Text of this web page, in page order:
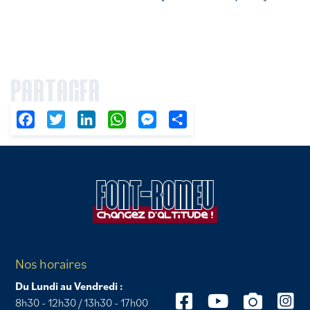
PARTAGER
FacebookTwitter LinkedIn WhatsAppMessenger
Nos horaires
Du Lundi au Vendredi :
8h30 - 12h30 / 13h30 - 17h00